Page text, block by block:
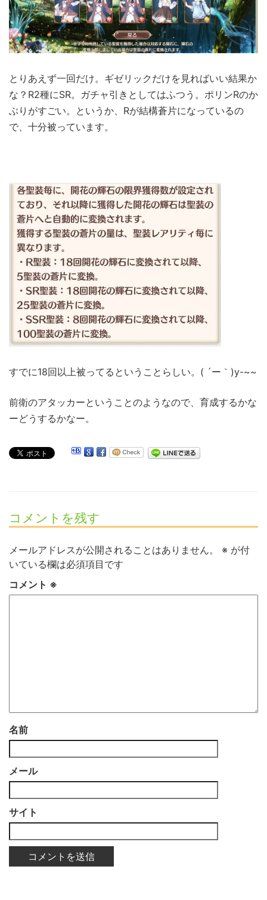
とりあえず一回だけ。ギゼリックだけを見ればいい結果か
な？R2種にSR。ガチャ引きとしてはふつう。ポリンRのか
ぶりがすごい。というか、Rが結構蒼片になっているの
で、十分被っています。
すでに18回以上被ってるということらしい。( ´ー｀)y-~~
前衛のアタッカーということのようなので、育成するかな
ーどうするかなー。
コメントを残す
メールアドレスが公開されることはありません。 ※ が付
いている欄は必須項目です
コメント ※
名前
メール
サイト